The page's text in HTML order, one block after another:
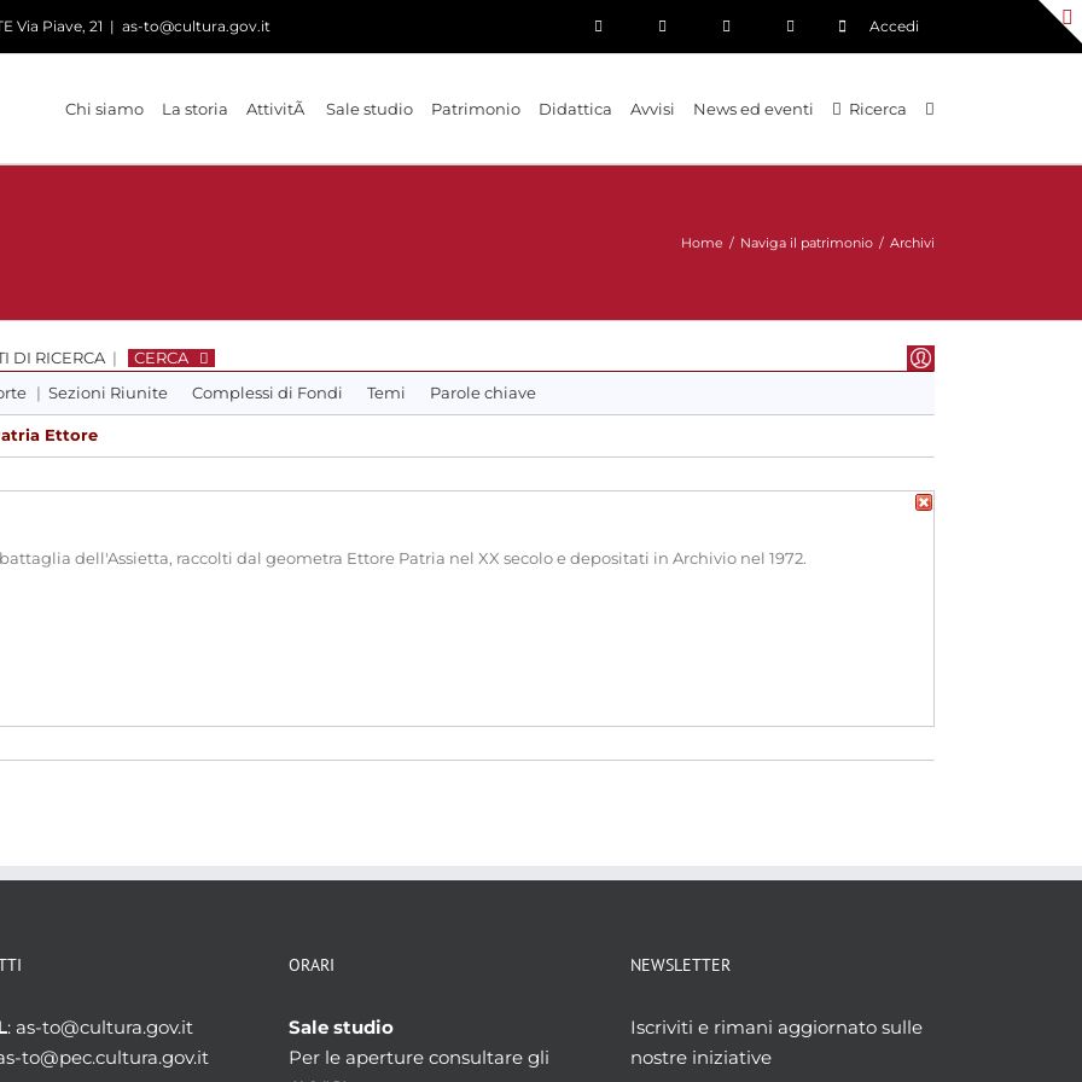
Via Piave, 21 | as-to@cultura.gov.it Accedi
Chi siamo La storia AttivitÃ Sale studio Patrimonio Didattica Avvisi News ed eventi Ricerca
Home / Naviga il patrimonio / Archivi
DI RICERCA |
CERCA
| Sezioni Riunite Complessi di Fondi Temi Parole chiave
Ettore
dell'Assietta, raccolti dal geometra Ettore Patria nel XX secolo e depositati in Archivio nel 1972.
: as-to@cultura.gov.it
to@pec.cultura.gov.it
ORARI
Sale studio
Per le aperture consultare gli
NEWSLETTER
Iscriviti e rimani aggiornato sulle
nostre iniziative